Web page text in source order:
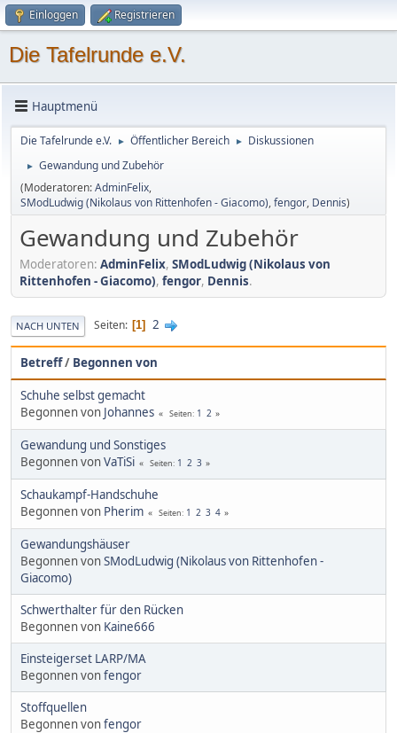
Einloggen Registrieren
Die Tafelrunde e.V.
Hauptmenü
Die Tafelrunde e.V. ► Öffentlicher Bereich ► Diskussionen
►
Gewandung und Zubehör
(Moderatoren:AdminFelix,
SModLudwig (Nikolaus von Rittenhofen - Giacomo),fengor, Dennis)
Gewandung und Zubehör
Moderatoren: AdminFelix, SModLudwig (Nikolaus von
Rittenhofen - Giacomo), fengor, Dennis.
NACH UNTEN Seiten 1 2
Betreff/ Begonnen von
Schuhe selbst gemacht
Begonnen von Johannes Seiten 1 2
Gewandung und Sonstiges
Begonnen vonVaTiSi Seiten 1 2 3
Schaukampf-Handschuhe
Begonnen von Pherim Seiten 1 2 3 4
Gewandungshäuser
Begonnen vonSModLudwig (Nikolaus von Rittenhofen -
Giacomo)
Schwerthalter für den Rücken
Begonnen von Kaine666
Einsteigerset LARP/MA
Begonnen vonfengor
Stoffquellen
Begonnen vonfengor